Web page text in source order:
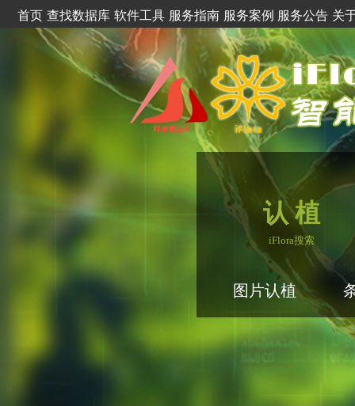
认 植
iFlora搜索
图片认植
首页 查找数据库 软件工具 服务指南 服务案例 服务公告 关